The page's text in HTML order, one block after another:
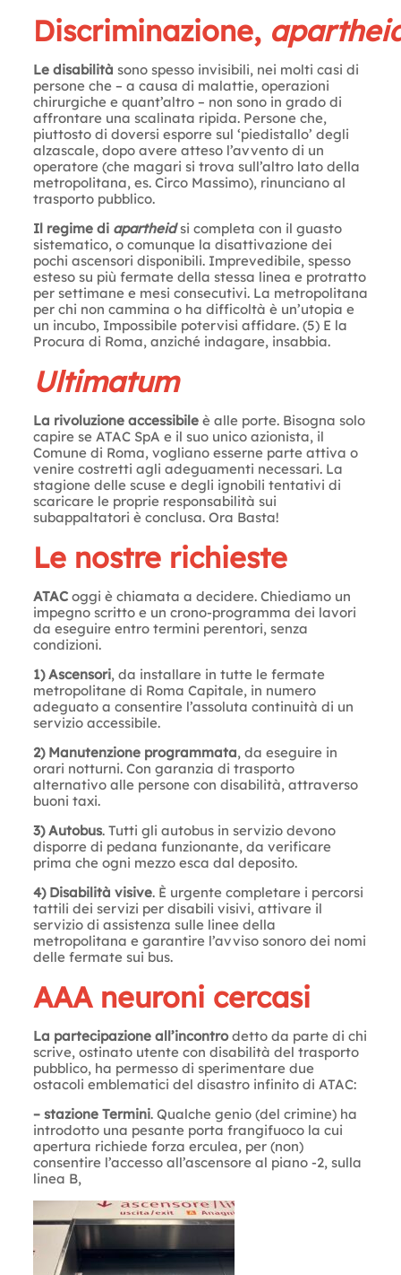
Discriminazione,
Le disabilità sono spesso invisibili, nei molti casi di
persone che – a causa di malattie, operazioni
chirurgiche e quant’altro – non sono in grado di
affrontare una scalinata ripida. Persone che,
piuttosto di doversi esporre sul ‘piedistallo’ degli
alzascale, dopo avere atteso l’avvento di un
operatore (che magari si trova sull’altro lato della
metropolitana, es. Circo Massimo), rinunciano al
trasporto pubblico.
Il regime di apartheid si completa con il guasto
sistematico, o comunque la disattivazione dei
pochi ascensori disponibili. Imprevedibile, spesso
esteso su più fermate della stessa linea e protratto
per settimane e mesi consecutivi. La metropolitana
per chi non cammina o ha difficoltà è un’utopia e
un incubo, Impossibile potervisi affidare. (5) E la
Procura di Roma, anziché indagare, insabbia.
Ultimatum
La rivoluzione accessibile è alle porte. Bisogna solo
capire se ATAC SpA e il suo unico azionista, il
Comune di Roma, vogliano esserne parte attiva o
venire costretti agli adeguamenti necessari. La
stagione delle scuse e degli ignobili tentativi di
scaricare le proprie responsabilità sui
subappaltatori è conclusa. Ora Basta!
Le nostre richieste
ATACoggi è chiamata a decidere. Chiediamo un
impegno scritto e un crono-programma dei lavori
da eseguire entro termini perentori, senza
condizioni.
1) Ascensori, da installare in tutte le fermate
metropolitane di Roma Capitale, in numero
adeguato a consentire l’assoluta continuità di un
servizio accessibile.
2) Manutenzione programmata, da eseguire in
orari notturni. Con garanzia di trasporto
alternativo alle persone con disabilità, attraverso
buoni taxi.
3) Autobus. Tutti gli autobus in servizio devono
disporre di pedana funzionante, da verificare
prima che ogni mezzo esca dal deposito.
4) Disabilità visive. È urgente completare i percorsi
tattili dei servizi per disabili visivi, attivare il
servizio di assistenza sulle linee della
metropolitana e garantire l’avviso sonoro dei nomi
delle fermate sui bus.
AAA neuroni cercasi
La partecipazione all’incontrodetto da parte di chi
scrive, ostinato utente con disabilità del trasporto
pubblico, ha permesso di sperimentare due
ostacoli emblematici del disastro infinito di ATAC:
– stazione Termini. Qualche genio (del crimine) ha
introdotto una pesante porta frangifuoco la cui
apertura richiede forza erculea, per (non)
consentire l’accesso all’ascensore al piano -2, sulla
linea B,